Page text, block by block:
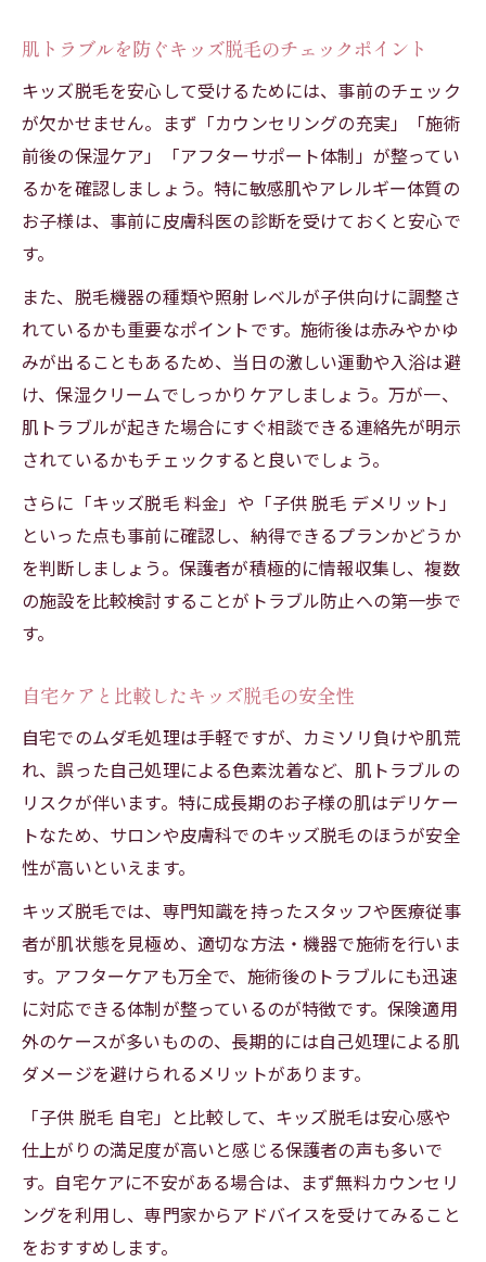
肌トラブルを防ぐキッズ脱毛のチェックポイント
キッズ脱毛を安心して受けるためには、事前のチェック
が欠かせません。まず「カウンセリングの充実」「施術
前後の保湿ケア」「アフターサポート体制」が整ってい
るかを確認しましょう。特に敏感肌やアレルギー体質の
お子様は、事前に皮膚科医の診断を受けておくと安心で
す。
また、脱毛機器の種類や照射レベルが子供向けに調整さ
れているかも重要なポイントです。施術後は赤みやかゆ
みが出ることもあるため、当日の激しい運動や入浴は避
け、保湿クリームでしっかりケアしましょう。万が一、
肌トラブルが起きた場合にすぐ相談できる連絡先が明示
されているかもチェックすると良いでしょう。
さらに「キッズ脱毛 料金」や「子供 脱毛 デメリット」
といった点も事前に確認し、納得できるプランかどうか
を判断しましょう。保護者が積極的に情報収集し、複数
の施設を比較検討することがトラブル防止への第一歩で
す。
自宅ケアと比較したキッズ脱毛の安全性
自宅でのムダ毛処理は手軽ですが、カミソリ負けや肌荒
れ、誤った自己処理による色素沈着など、肌トラブルの
リスクが伴います。特に成長期のお子様の肌はデリケー
トなため、サロンや皮膚科でのキッズ脱毛のほうが安全
性が高いといえます。
キッズ脱毛では、専門知識を持ったスタッフや医療従事
者が肌状態を見極め、適切な方法・機器で施術を行いま
す。アフターケアも万全で、施術後のトラブルにも迅速
に対応できる体制が整っているのが特徴です。保険適用
外のケースが多いものの、長期的には自己処理による肌
ダメージを避けられるメリットがあります。
「子供 脱毛 自宅」と比較して、キッズ脱毛は安心感や
仕上がりの満足度が高いと感じる保護者の声も多いで
す。自宅ケアに不安がある場合は、まず無料カウンセリ
ングを利用し、専門家からアドバイスを受けてみること
をおすすめします。